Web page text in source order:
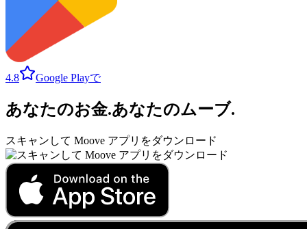
4.8 Google Playで
あなたのお金.あなたのムーブ.
スキャンして Moove アプリをダウンロード